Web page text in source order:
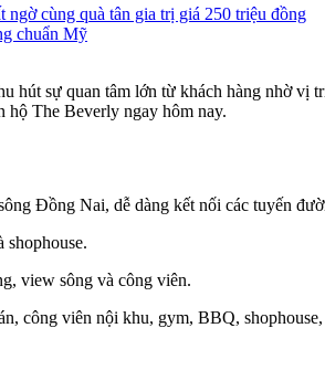
cùng quà tân gia trị giá 250 triệu đồng
chuẩn Mỹ
hút sự quan tâm lớn từ khách hàng nhờ
hộ The Beverly ngay hôm nay.
Đồng Nai, dễ dàng kết nối các tuyến
shophouse.
view sông và công viên.
công viên nội khu, gym, BBQ,